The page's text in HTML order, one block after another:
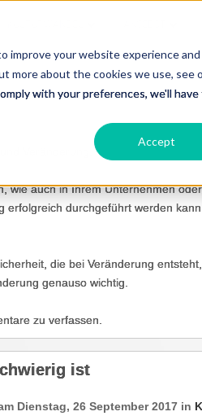
your website experience
about the cookies we use, see
with your preferences, we'll
Accept
wie auch in Ihrem Unternehmen
durchgeführt werden
die bei Veränderung
genauso wichtig.
zu verfassen.
ist
Dienstag, 26 September 2017 in